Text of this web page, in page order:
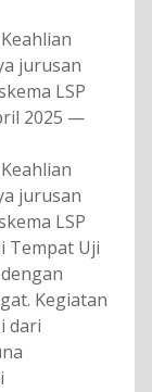
jurusan
LSP
2025 —
jurusan
LSP
Tempat Uji
Kegiatan
dari